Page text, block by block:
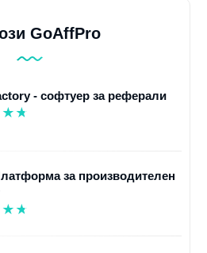
GoAffPro
- софтуер за реферали
за производителен